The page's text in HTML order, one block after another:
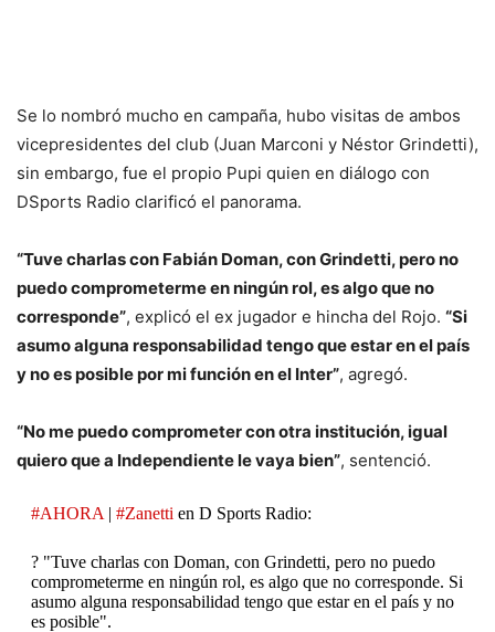
Se lo nombró mucho en campaña, hubo visitas de ambos
vicepresidentes del club (Juan Marconi y Néstor Grindetti),
sin embargo, fue el propio Pupi quien en diálogo con
DSports Radio clarificó el panorama.
“Tuve charlas con Fabián Doman, con Grindetti, pero no
puedo comprometerme en ningún rol, es algo que no
corresponde”, explicó el ex jugador e hincha del Rojo. “Si
asumo alguna responsabilidad tengo que estar en el país
y no es posible por mi función en el Inter”, agregó.
“No me puedo comprometer con otra institución, igual
quiero que a Independiente le vaya bien”, sentenció.
#AHORA | #Zanetti en D Sports Radio:
? "Tuve charlas con Doman, con Grindetti, pero no puedo
comprometerme en ningún rol, es algo que no corresponde. Si
asumo alguna responsabilidad tengo que estar en el país y no
es posible".